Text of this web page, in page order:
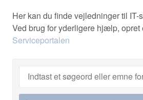
Her kan du finde vejledninger til IT-
Ved brug for yderligere hjælp, opret
Serviceportalen